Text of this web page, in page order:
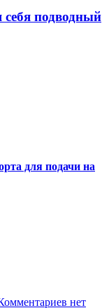
подводный
для подачи на
нет